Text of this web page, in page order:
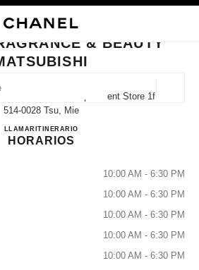
UNA BOUTIQUE
debajo de esta barra de búsqueda
CHANEL FRAGRANCE & BEAUTY
& BEAUTY
Matsubishi Department Store 1f,
514-0028 Tsu, Mie
LLAMAR059-228-2953
ITINERARIOCHANEL FRAGRANCE &
HORARIOS
10:00 AM - 6:30 PM
10:00 AM - 6:30 PM
10:00 AM - 6:30 PM
10:00 AM - 6:30 PM
10:00 AM - 6:30 PM
RELOJERÍA Y JOYERÍA